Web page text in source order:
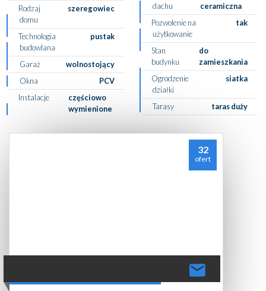
Rodzaj
domu
szeregowiec
Technologia
budowlana
pustak
Garaż
wolnostojący
Okna
PCV
Instalacje
częściowo
wymienione
dachu
ceramiczna
Pozwolenie na
użytkowanie
tak
Stan
budynku
do
zamieszkania
Ogrodzenie
działki
siatka
Tarasy taras duży
32
ofert